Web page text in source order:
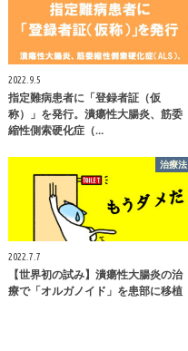
2022.9.5
指定難病患者に「登録者証（仮
称）」を発行。潰瘍性大腸炎、筋委
縮性側索硬化症（…
治療法
2022.7.7
【世界初の試み】潰瘍性大腸炎の治
療で「オルガノイド」を患部に移植